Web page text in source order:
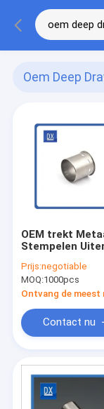
Oem Deep
OEM trekt
Stempelen
diep
Prijs:negotiable
MOQ:1000pcs
Contact nu